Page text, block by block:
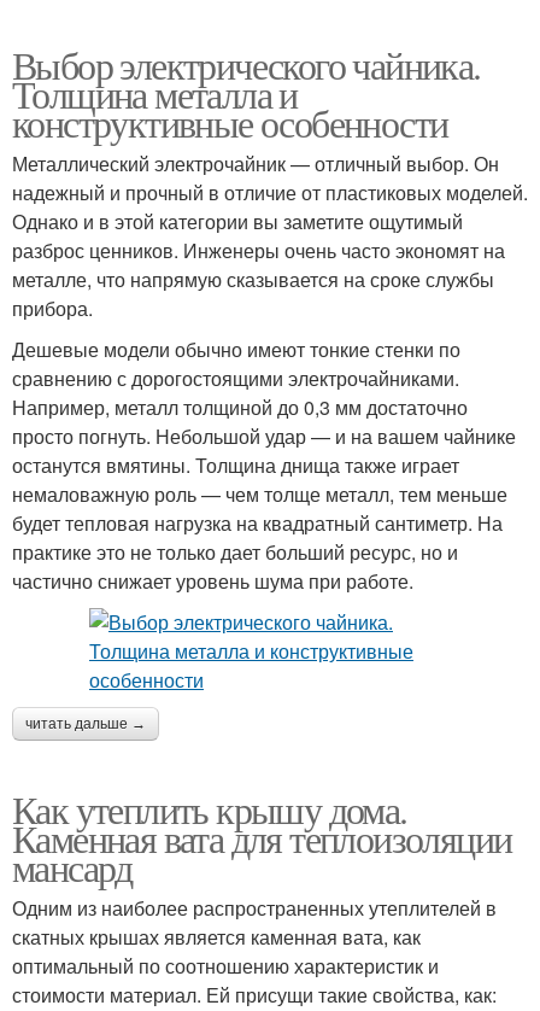
Выбор электрического чайника.
Толщина металла и
конструктивные особенности
Металлический электрочайник — отличный выбор. Он
надежный и прочный в отличие от пластиковых моделей.
Однако и в этой категории вы заметите ощутимый
разброс ценников. Инженеры очень часто экономят на
металле, что напрямую сказывается на сроке службы
прибора.
Дешевые модели обычно имеют тонкие стенки по
сравнению с дорогостоящими электрочайниками.
Например, металл толщиной до 0,3 мм достаточно
просто погнуть. Небольшой удар — и на вашем чайнике
останутся вмятины. Толщина днища также играет
немаловажную роль — чем толще металл, тем меньше
будет тепловая нагрузка на квадратный сантиметр. На
практике это не только дает больший ресурс, но и
частично снижает уровень шума при работе.
читать дальше →
Как утеплить крышу дома.
Каменная вата для теплоизоляции
мансард
Одним из наиболее распространенных утеплителей в
скатных крышах является каменная вата, как
оптимальный по соотношению характеристик и
стоимости материал. Ей присущи такие свойства, как: